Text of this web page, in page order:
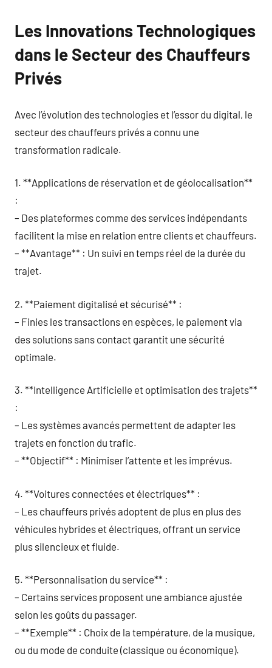
Les Innovations Technologiques
dans le Secteur des Chauffeurs
Privés
Avec l’évolution des technologies et l’essor du digital, le
secteur des chauffeurs privés a connu une
transformation radicale.
1. **Applications de réservation et de géolocalisation**
:
– Des plateformes comme des services indépendants
facilitent la mise en relation entre clients et chauffeurs.
– **Avantage** : Un suivi en temps réel de la durée du
trajet.
2. **Paiement digitalisé et sécurisé** :
– Finies les transactions en espèces, le paiement via
des solutions sans contact garantit une sécurité
optimale.
3. **Intelligence Artificielle et optimisation des trajets**
:
– Les systèmes avancés permettent de adapter les
trajets en fonction du trafic.
– **Objectif** : Minimiser l’attente et les imprévus.
4. **Voitures connectées et électriques** :
– Les chauffeurs privés adoptent de plus en plus des
véhicules hybrides et électriques, offrant un service
plus silencieux et fluide.
5. **Personnalisation du service** :
– Certains services proposent une ambiance ajustée
selon les goûts du passager.
– **Exemple** : Choix de la température, de la musique,
ou du mode de conduite (classique ou économique).